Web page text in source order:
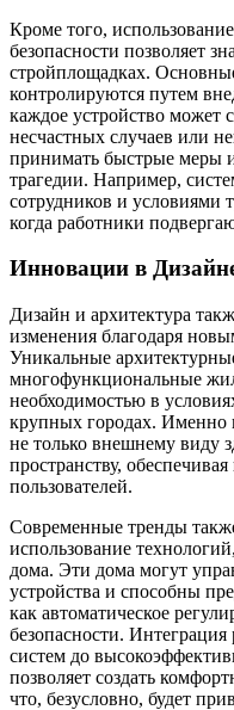
Кроме того,
безопасности позволяет
стройплощадках.
контролируются путем
каждое устройство может
несчастных случаев или
принимать быстрые меры
трагедии. Например,
сотрудников и условиями
когда работники
Инновации в
Дизайн и архитектура
изменения благодаря
Уникальные
многофункциональные
необходимостью в
крупных городах. Именно
не только внешнему виду
пространству,
пользователей.
Современные тренды
использование
дома. Эти дома могут
устройства и способны
как автоматическое
безопасности.
систем до
позволяет создать
что, безусловно, будет